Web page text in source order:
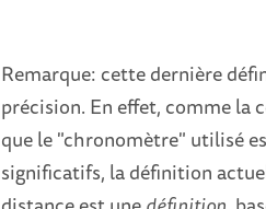
Remarque: cette dernière
précision. En effet, comme la
que le "chronomètre" utilisé
significatifs, la définition